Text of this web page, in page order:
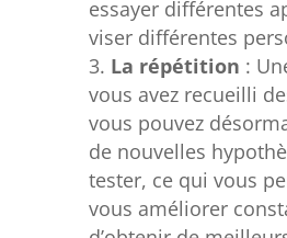
essayer différentes
viser différentes
La répétition :
vous avez recueilli
vous pouvez
de nouvelles
tester, ce qui vous
vous améliorer